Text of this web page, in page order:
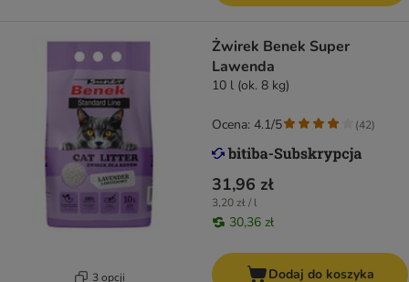
3 opcji
Żwirek Benek Super
Lawenda
10 l (ok. 8 kg)
31,96 zł
3,20 zł / l
30,36 zł
Ocena: 4.1/5 (42)
Dodaj do koszyka